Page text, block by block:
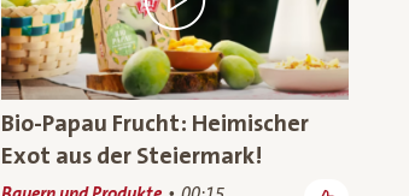
Bio-Papau Frucht: Heimischer
Exot aus der Steiermark!